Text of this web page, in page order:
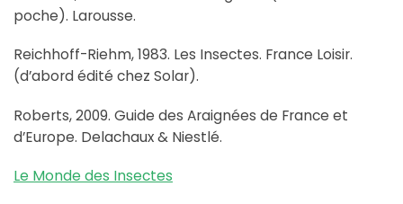
poche). Larousse.
Reichhoff-Riehm, 1983. Les Insectes. France Loisir.
(d’abord édité chez Solar).
Roberts, 2009. Guide des Araignées de France et
d’Europe. Delachaux & Niestlé.
Le Monde des Insectes